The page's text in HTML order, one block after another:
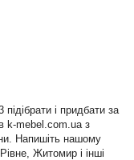
і придбати за
k-mebel.com.ua з
Напишіть нашому
Житомир і інші